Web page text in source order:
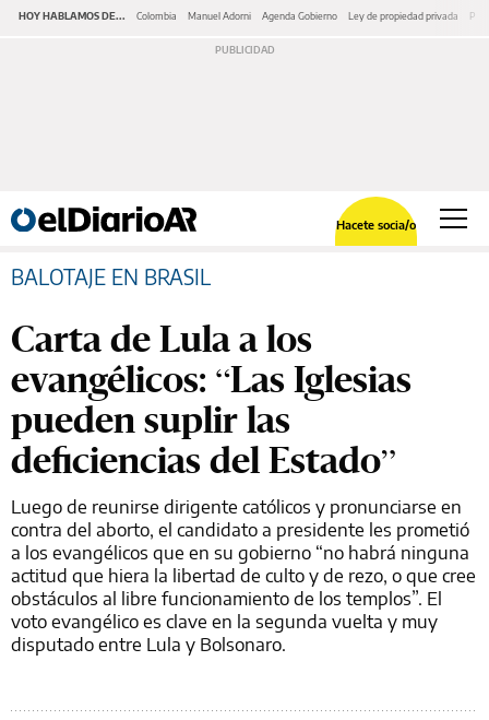
HOY HABLAMOS DE... Colombia Manuel Adorni Agenda Gobierno Ley de propiedad privada
Hacete socia/o
BALOTAJE EN BRASIL
Carta de Lula a los
evangélicos: “Las Iglesias
pueden suplir las
deficiencias del Estado”
Luego de reunirse dirigente católicos y pronunciarse en
contra del aborto, el candidato a presidente les prometió
a los evangélicos que en su gobierno “no habrá ninguna
actitud que hiera la libertad de culto y de rezo, o que cree
obstáculos al libre funcionamiento de los templos”. El
voto evangélico es clave en la segunda vuelta y muy
disputado entre Lula y Bolsonaro.